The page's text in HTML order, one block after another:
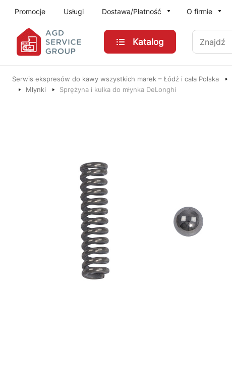
Promocje Usługi Dostawa/Płatność O firmie
Katalog
Znajdź
Serwis ekspresów do kawy wszystkich marek – Łódź i cała Polska
Młynki
Sprężyna i kulka do młynka DeLonghi